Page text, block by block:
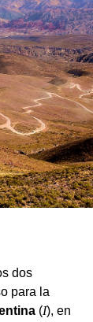
dos
para la
(I), en